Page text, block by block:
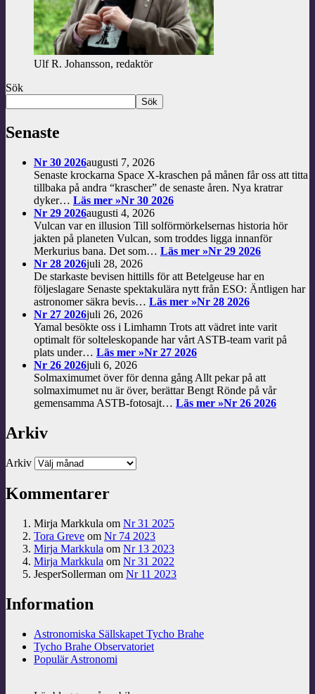
Ulf R. Johansson, redaktör
Sök
Sök
Senaste
Nr 30 2026augusti 7, 2026
Senaste krockarna Space X-kraschen på månen får oss att titta
tillbaka på andra “krascher” de senaste åren. Nya kratrar
dyker… Läs mer »Nr 30 2026
Nr 29 2026augusti 4, 2026
Vulcan var en illusion Till solförmörkelsernas historia hör
jakten på planeten Vulcan, som troddes ligga innanför
Merkurius bana. Det som… Läs mer »Nr 29 2026
Nr 28 2026juli 28, 2026
De starkaste bevisen hittills för att Betelgeuse har en
följeslagare Senaste spektakulära nytt från ESO: Äntligen har
astronomer säkra bevis… Läs mer »Nr 28 2026
Nr 27 2026juli 26, 2026
Yamal besökte oss i Limhamn Trots att vädret inte varit
optimalt för solteleskopande har vårt ASTB-team varit på
plats under… Läs mer »Nr 27 2026
Nr 26 2026juli 6, 2026
Solmaximumet över för denna gång Allt pekar på att
solmaximumet nu är över, berättar Bengt Rönde på vår
gemensamma ASTB-fotosajt… Läs mer »Nr 26 2026
Arkiv
Arkiv
Kommentarer
Mirja Markkula om Nr 31 2025
Tora Greve om Nr 74 2023
Mirja Markkula om Nr 13 2023
Mirja Markkula om Nr 31 2022
JesperSollerman om Nr 11 2023
Information
Astronomiska Sällskapet Tycho Brahe
Tycho Brahe Observatoriet
Populär Astronomi